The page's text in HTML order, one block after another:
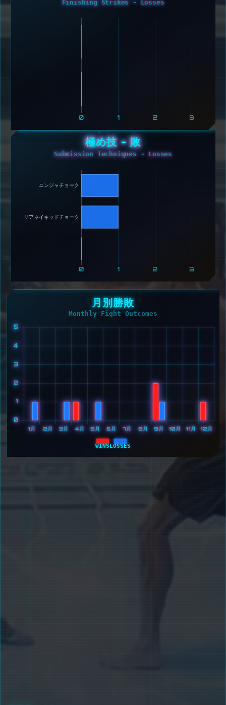
Finishing Strikes - Losses
0 1 2 3
極め技 - 敗
Submission Techniques - Losses
0 1 2 3
リアネイキッドチョーク
ニンジャチョーク
月別勝敗
Monthly Fight Outcomes
WINSLOSSES